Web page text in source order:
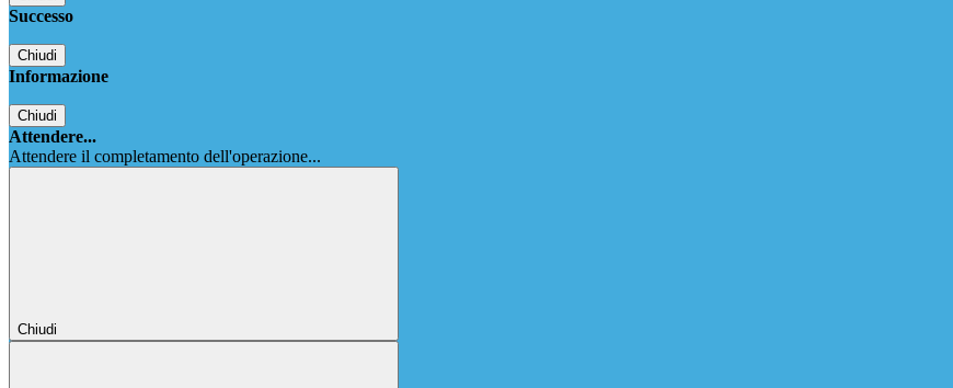
Successo
Chiudi
Informazione
Chiudi
Attendere...
Attendere il completamento dell'operazione...
Chiudi